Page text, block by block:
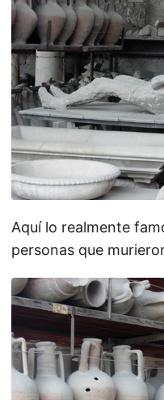
Aquí lo realmente
personas que